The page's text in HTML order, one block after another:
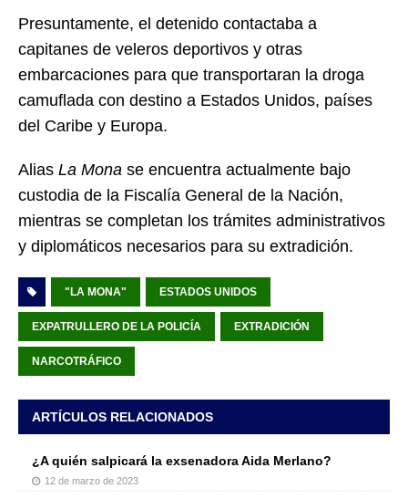
Presuntamente, el detenido contactaba a
capitanes de veleros deportivos y otras
embarcaciones para que transportaran la droga
camuflada con destino a Estados Unidos, países
del Caribe y Europa.
Alias La Mona se encuentra actualmente bajo
custodia de la Fiscalía General de la Nación,
mientras se completan los trámites administrativos
y diplomáticos necesarios para su extradición.
"LA MONA" ESTADOS UNIDOS
EXPATRULLERO DE LA POLICÍA EXTRADICIÓN
NARCOTRÁFICO
ARTÍCULOS RELACIONADOS
¿A quién salpicará la exsenadora Aida Merlano?
12 de marzo de 2023